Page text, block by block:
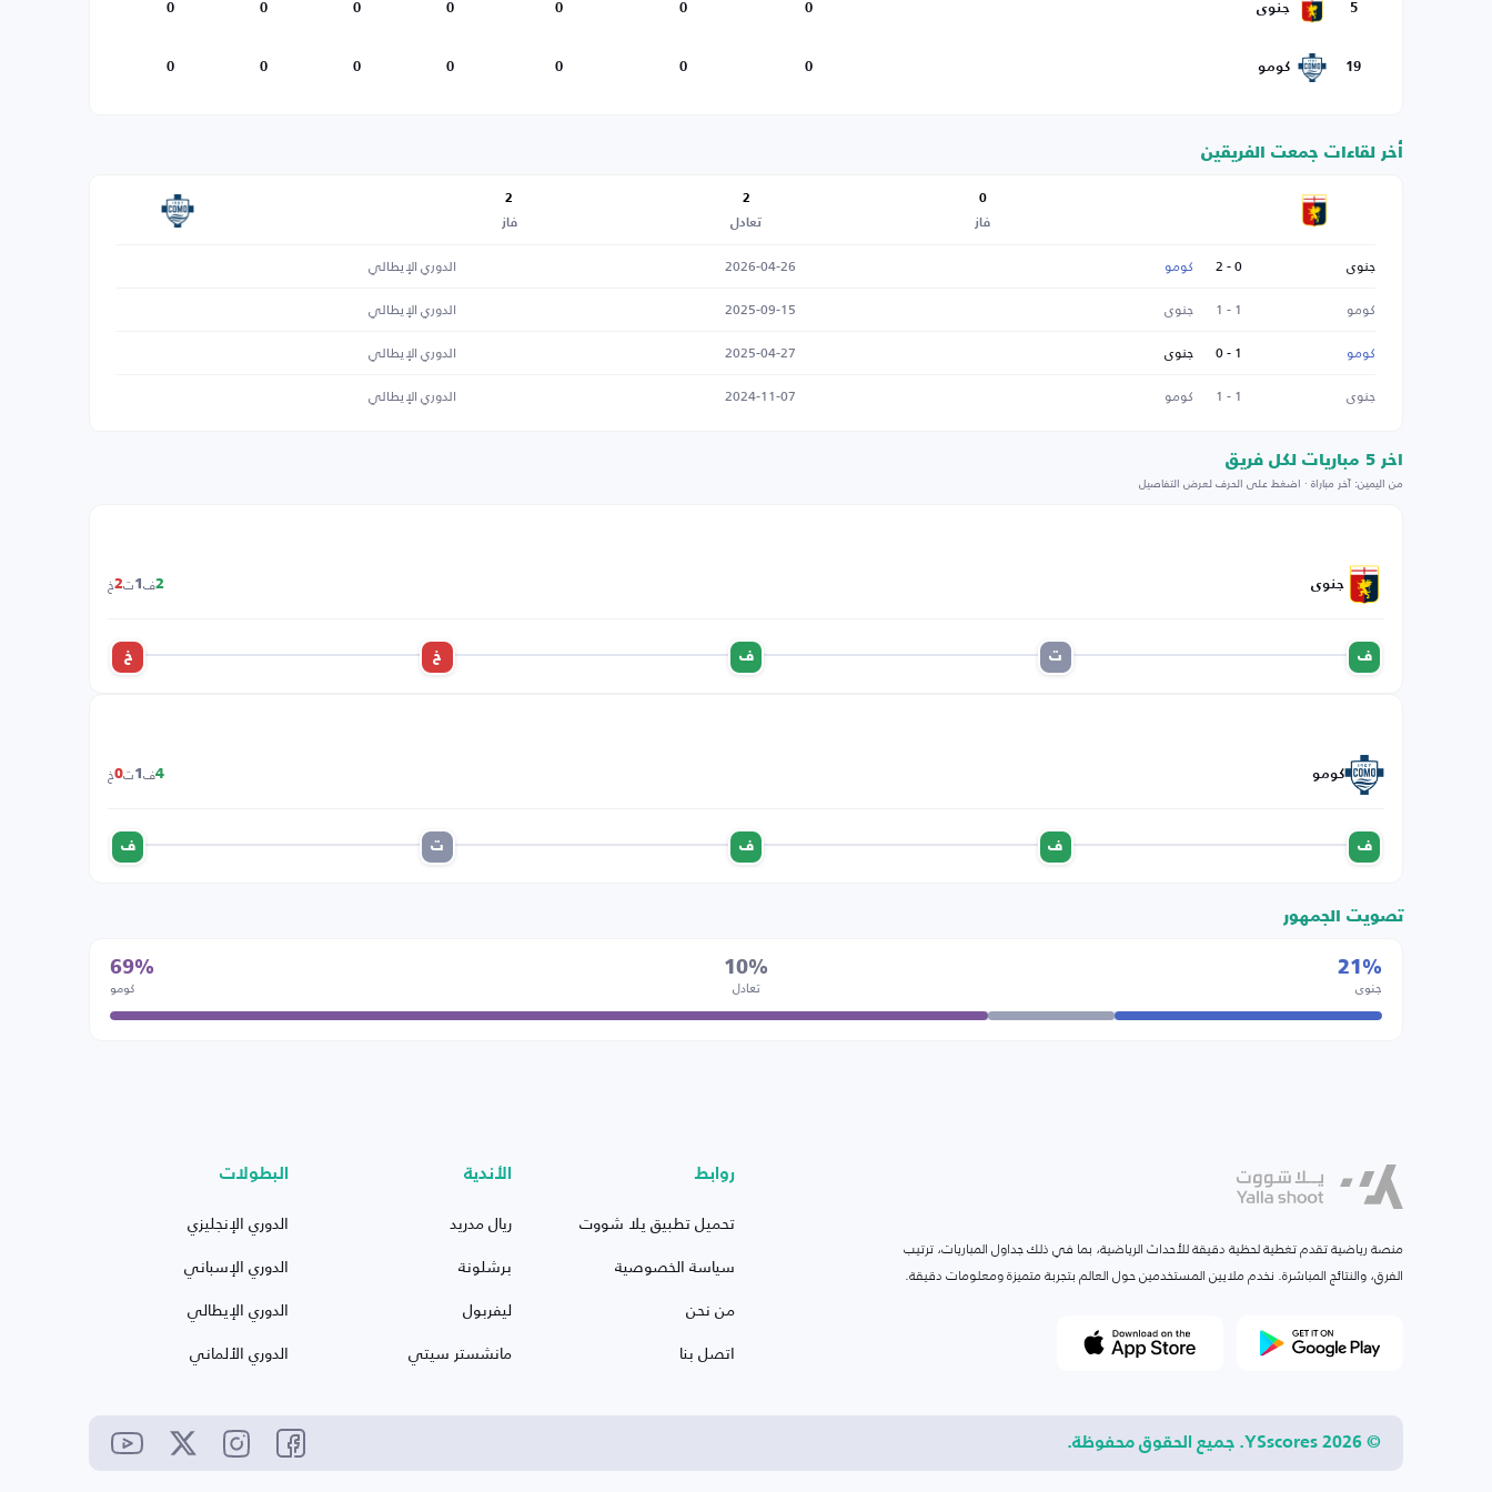
5 جنوى 0
0
0
0
0
0
0
19 كومو 0
0
0
0
0
0
0
أخر لقاءات جمعت الفريقين
0
فاز
2
تعادل
2
فاز
جنوى 0 - 2 كومو 2026-04-26
الدوري الإيطالي
كومو
1 - 1 جنوى 2025-09-15
الدوري الإيطالي
كومو
1 - 0 جنوى 2025-04-27
الدوري الإيطالي
جنوى
1 - 1 كومو 2024-11-07 الدوري الإيطالي
اخر 5 مباريات لكل فريق
من اليمين: آخر مباراة · اضغط على الحرف لعرض التفاصيل
جنوى 2ف 1ت2خ
ف ت ف خ خ
كومو 4ف 1ت0خ
ف ف ف ت ف
تصويت الجمهور
21%
جنوى
10%
تعادل
69%
كومو
منصة رياضية تقدم تغطية لحظية دقيقة للأحداث الرياضية، بما في ذلك جداول المباريات، ترتيب
الفرق، والنتائج المباشرة. نخدم ملايين المستخدمين حول العالم بتجربة متميزة ومعلومات دقيقة.
روابط
تحميل تطبيق يلا شووت
سياسة الخصوصية
من نحن
اتصل بنا
الأندية
ريال مدريد
برشلونة
ليفربول
مانشستر سيتي
البطولات
الدوري الإنجليزي
الدوري الإسباني
الدوري الإيطالي
الدوري الألماني
© 2026 YSscores. جميع الحقوق محفوظة.